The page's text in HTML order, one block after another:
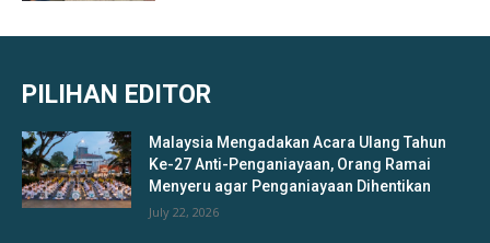
PILIHAN EDITOR
Malaysia Mengadakan Acara Ulang Tahun
Ke-27 Anti-Penganiayaan, Orang Ramai
Menyeru agar Penganiayaan Dihentikan
July 22, 2026